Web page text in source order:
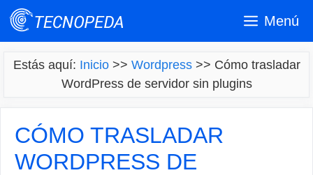
Saltar
Menú
Estás aquí: Inicio>> Wordpress>> Cómo trasladar
WordPress de servidor sin plugins
CÓMO TRASLADAR
WORDPRESS DE